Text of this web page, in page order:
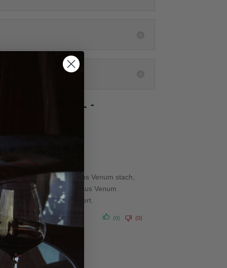
- COASTAL -
Service vom Weinhaus Venum stach,
haben wir beim Weinhaus Venum
unsere Bestellung geliefert.
(0) (0)